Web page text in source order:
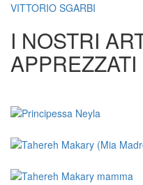
VITTORIO SGARBI
I NOSTRI
APPREZZATI